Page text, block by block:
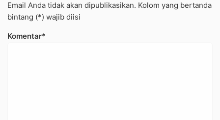
Email Anda tidak akan dipublikasikan. Kolom yang bertanda
bintang (*) wajib diisi
Komentar*